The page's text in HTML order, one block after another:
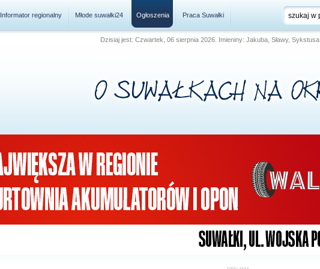
Informator regionalny Młode suwałki24 Ogłoszenia Praca Suwałki
Dzisiaj jest: Czwartek, 06 sierpnia 2026. Imieniny: Jakuba, Sławy, Sykstusa